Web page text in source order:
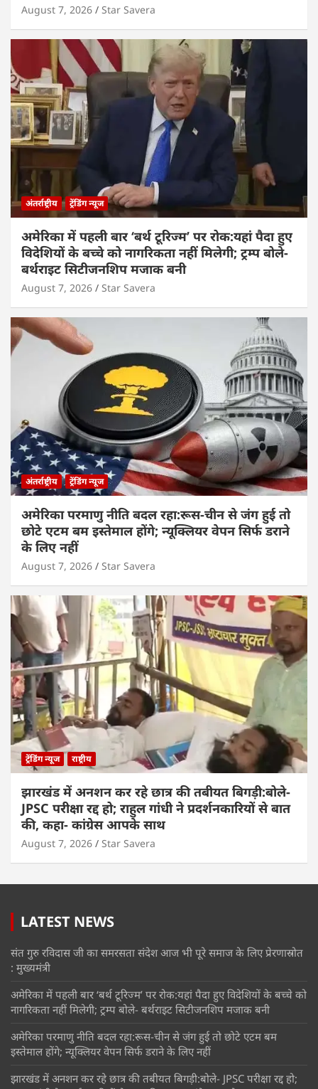
August 7, 2026 Star Savera
अंतर्राष्ट्रीय ट्रेंडिंग न्यूज
अमेरिका में पहली बार ‘बर्थ टूरिज्म’ पर रोक:यहां पैदा हुए
विदेशियों के बच्चे को नागरिकता नहीं मिलेगी; ट्रम्प बोले-
बर्थराइट सिटीजनशिप मजाक बनी
August 7, 2026 Star Savera
अंतर्राष्ट्रीय ट्रेंडिंग न्यूज
अमेरिका परमाणु नीति बदल रहा:रूस-चीन से जंग हुई तो
छोटे एटम बम इस्तेमाल होंगे; न्यूक्लियर वेपन सिर्फ डराने
के लिए नहीं
August 7, 2026 Star Savera
ट्रेंडिंग न्यूज राष्ट्रीय
झारखंड में अनशन कर रहे छात्र की तबीयत बिगड़ी:बोले-
JPSC परीक्षा रद्द हो; राहुल गांधी ने प्रदर्शनकारियों से बात
की, कहा- कांग्रेस आपके साथ
August 7, 2026 Star Savera
LATEST NEWS
संत गुरु रविदास जी का समरसता संदेश आज भी पूरे समाज के लिए प्रेरणास्रोत
: मुख्यमंत्री
अमेरिका में पहली बार ‘बर्थ टूरिज्म’ पर रोक:यहां पैदा हुए विदेशियों के बच्चे को
नागरिकता नहीं मिलेगी; ट्रम्प बोले- बर्थराइट सिटीजनशिप मजाक बनी
अमेरिका परमाणु नीति बदल रहा:रूस-चीन से जंग हुई तो छोटे एटम बम
इस्तेमाल होंगे; न्यूक्लियर वेपन सिर्फ डराने के लिए नहीं
झारखंड में अनशन कर रहे छात्र की तबीयत बिगड़ी:बोले- JPSC परीक्षा रद्द हो;